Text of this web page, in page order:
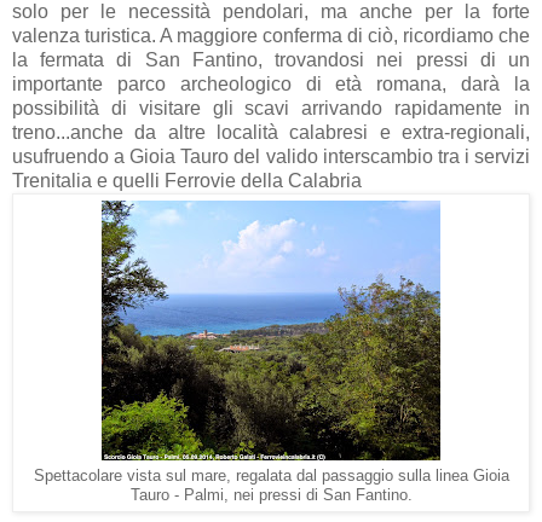
solo per le necessità pendolari, ma anche per la forte
valenza turistica. A maggiore conferma di ciò, ricordiamo che
la fermata di San Fantino, trovandosi nei pressi di un
importante parco archeologico di età romana, darà la
possibilità di visitare gli scavi arrivando rapidamente in
treno...anche da altre località calabresi e extra-regionali,
usufruendo a Gioia Tauro del valido interscambio tra i servizi
Trenitalia e quelli Ferrovie della Calabria
Spettacolare vista sul mare, regalata dal passaggio sulla linea Gioia
Tauro - Palmi, nei pressi di San Fantino.